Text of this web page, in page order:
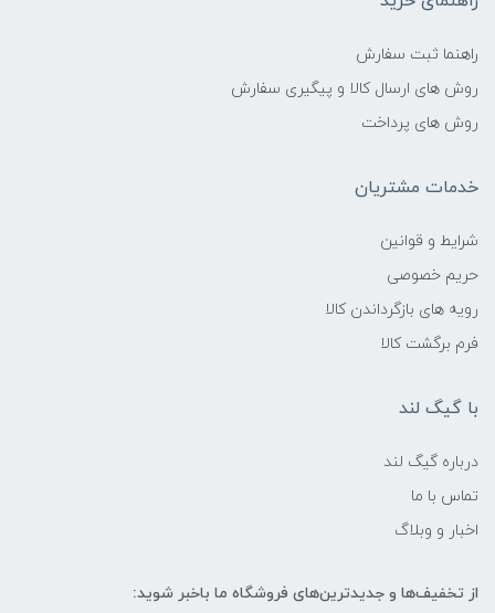
راهنما ثبت سفارش
روش های ارسال کالا و پیگیری سفارش
روش های پرداخت
خدمات مشتریان
شرایط و قوانین
حریم خصوصی
رویه های بازگرداندن کالا
فرم برگشت کالا
با گیگ لند
درباره گیگ لند
تماس با ما
اخبار و وبلاگ
از تخفیف‌ها و جدیدترین‌های فروشگاه ما باخبر شوید: